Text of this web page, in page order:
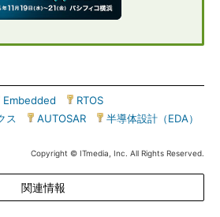
Embedded RTOS
ス
AUTOSAR 半導体設計（EDA）
Copyright © ITmedia, Inc. All Rights Reserved.
関連情報